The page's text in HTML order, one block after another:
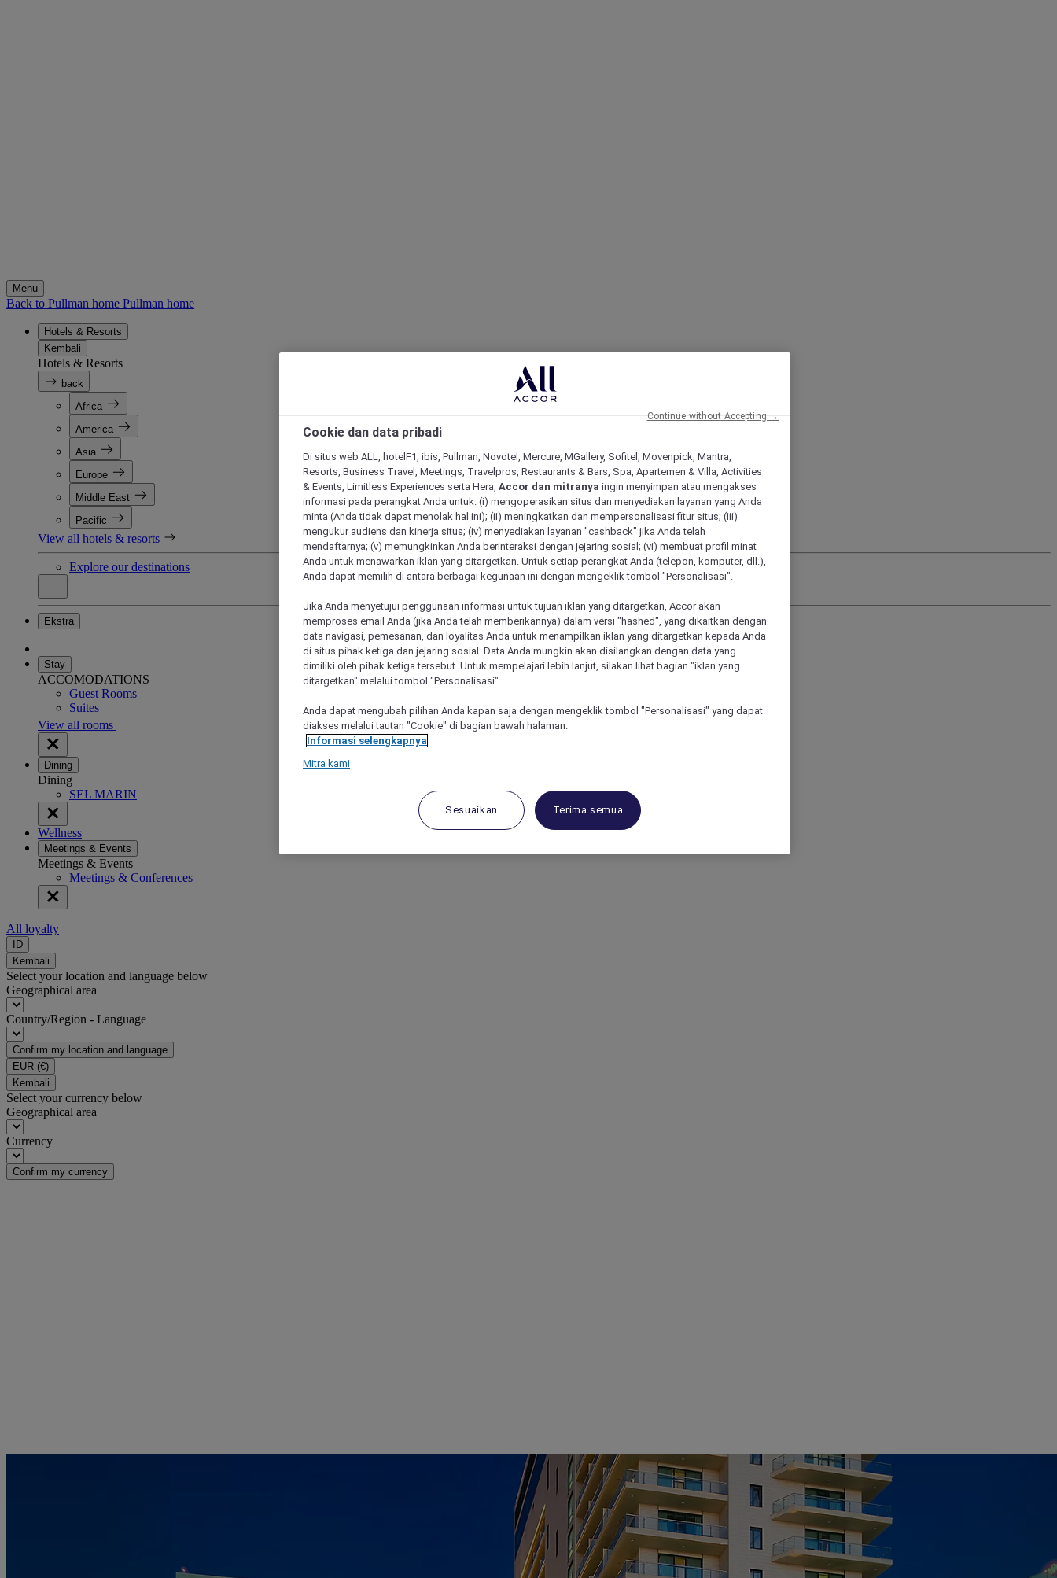
Menu
Back to Pullman home Pullman home
Hotels & Resorts
Kembali
Hotels & Resorts
back
Africa
America
Asia
Europe
Middle East
Pacific
View all hotels & resorts
Explore our destinations
Ekstra
Stay
ACCOMODATIONS
Guest Rooms
Suites
View all rooms
Dining
Dining
SEL MARIN
Wellness
Meetings & Events
Meetings & Events
Meetings & Conferences
All loyalty
ID
Kembali
Select your location and language below
Geographical area
Country/Region - Language
Confirm my location and language
EUR (€)
Kembali
Select your currency below
Geographical area
Currency
Confirm my currency
Cookie dan data pribadi
Di situs web ALL, hotelF1, ibis, Pullman, Novotel, Mercure, MGallery, Sofitel, Movenpick, Mantra,
Resorts, Business Travel, Meetings, Travelpros, Restaurants & Bars, Spa, Apartemen & Villa, Activities
& Events, Limitless Experiences serta Hera, Accor dan mitranya ingin menyimpan atau mengakses
informasi pada perangkat Anda untuk: (i) mengoperasikan situs dan menyediakan layanan yang Anda
minta (Anda tidak dapat menolak hal ini); (ii) meningkatkan dan mempersonalisasi fitur situs; (iii)
mengukur audiens dan kinerja situs; (iv) menyediakan layanan "cashback" jika Anda telah
mendaftarnya; (v) memungkinkan Anda berinteraksi dengan jejaring sosial; (vi) membuat profil minat
Anda untuk menawarkan iklan yang ditargetkan. Untuk setiap perangkat Anda (telepon, komputer, dll.),
Anda dapat memilih di antara berbagai kegunaan ini dengan mengeklik tombol "Personalisasi".
Jika Anda menyetujui penggunaan informasi untuk tujuan iklan yang ditargetkan, Accor akan
memproses email Anda (jika Anda telah memberikannya) dalam versi "hashed", yang dikaitkan dengan
data navigasi, pemesanan, dan loyalitas Anda untuk menampilkan iklan yang ditargetkan kepada Anda
di situs pihak ketiga dan jejaring sosial. Data Anda mungkin akan disilangkan dengan data yang
dimiliki oleh pihak ketiga tersebut. Untuk mempelajari lebih lanjut, silakan lihat bagian "iklan yang
ditargetkan" melalui tombol "Personalisasi".
Anda dapat mengubah pilihan Anda kapan saja dengan mengeklik tombol "Personalisasi" yang dapat
diakses melalui tautan "Cookie" di bagian bawah halaman.
Informasi selengkapnya
Mitra kami
Sesuaikan Terima semua
Continue without Accepting →